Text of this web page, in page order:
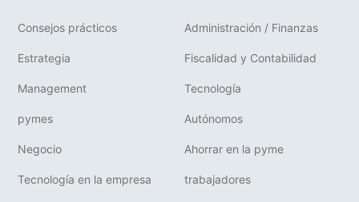
Consejos prácticos Administración / Finanzas
Estrategia Fiscalidad y Contabilidad
Management Tecnología
pymes Autónomos
Negocio Ahorrar en la pyme
Tecnología en la empresa trabajadores